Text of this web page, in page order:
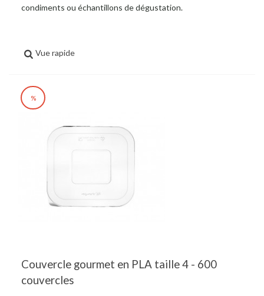
condiments ou échantillons de dégustation.
Vue rapide
%
Couvercle gourmet en PLA taille 4 - 600
couvercles